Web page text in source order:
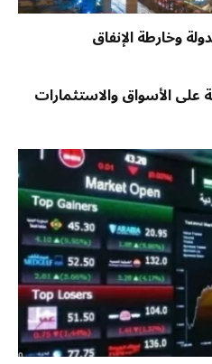
وخارطة الإنفاق
على الأسواق والاستثمارات